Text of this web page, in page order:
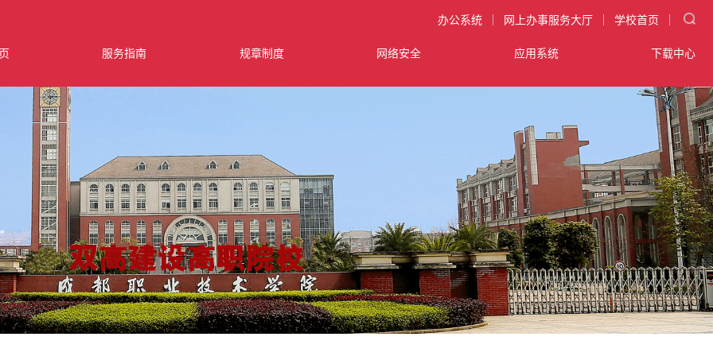
|
学校首页
|
网上办事服务大厅
|
办公系统
服务指南 规章制度 网络安全 应用系统 下载中心